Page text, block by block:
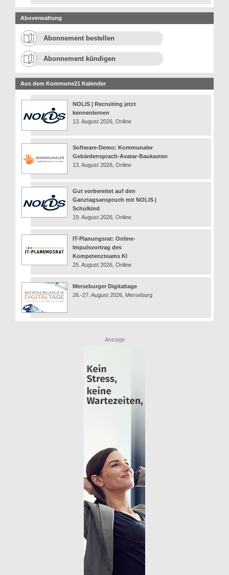
Aboverwaltung
Abonnement bestellen
Abonnement kündigen
Aus dem Kommune21 Kalender
NOLIS | Recruiting jetzt
kennenlernen
13. August 2026, Online
Software-Demo: Kommunaler
Gebärdensprach-Avatar-Baukasten
13. August 2026, Online
Gut vorbereitet auf den
Ganztagsanspruch mit NOLIS |
Schulkind
19. August 2026, Online
IT-Planungsrat: Online-
Impulsvortrag des
Kompetenzteams KI
25. August 2026, Online
Merseburger Digitaltage
26.-27. August 2026, Merseburg
Anzeige